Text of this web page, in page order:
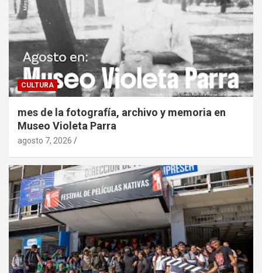
CULTURA
mes de la fotografía, archivo y memoria en
Museo Violeta Parra
agosto 7, 2026